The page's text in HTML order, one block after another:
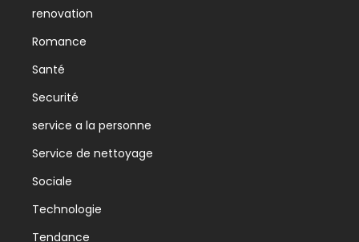
renovation
Romance
Santé
Securité
service a la personne
Service de nettoyage
Sociale
Technologie
Tendance